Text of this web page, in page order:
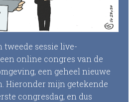
tweede sessie live-
online congres van de
een geheel nieuwe
Hieronder mijn getekende
congresdag, en dus